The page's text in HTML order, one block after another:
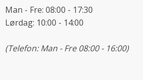
Man - Fre: 08:00 - 17:30
Lørdag: 10:00 - 14:00
(Telefon: Man - Fre 08:00 - 16:00)